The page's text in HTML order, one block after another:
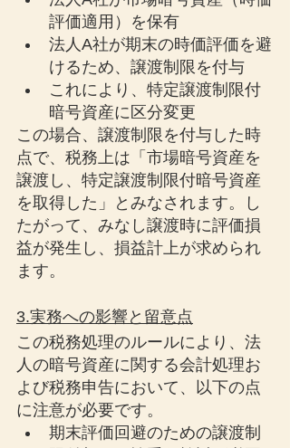
評価適用）を保有
法人A社が期末の時価評価を避
けるため、譲渡制限を付与
これにより、特定譲渡制限付
暗号資産に区分変更
この場合、譲渡制限を付与した時
点で、税務上は「市場暗号資産を
譲渡し、特定譲渡制限付暗号資産
を取得した」とみなされます。し
たがって、みなし譲渡時に評価損
益が発生し、損益計上が求められ
ます。
3.実務への影響と留意点
この税務処理のルールにより、法
人の暗号資産に関する会計処理お
よび税務申告において、以下の点
に注意が必要です。
期末評価回避のための譲渡制